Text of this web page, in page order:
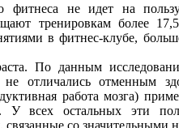
не идет на
тренировкам более
в фитнес-клубе,
По данным
отличались отменным
работа мозга)
У всех остальных эти
со значительными